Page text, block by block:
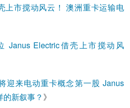
上市搅动风云！ 澳洲重卡运输电
Janus Electric借壳上市搅动风
迎来电动重卡概念第一股 Janus
新叙事？ 》